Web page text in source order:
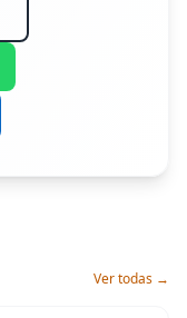
Ver todas →